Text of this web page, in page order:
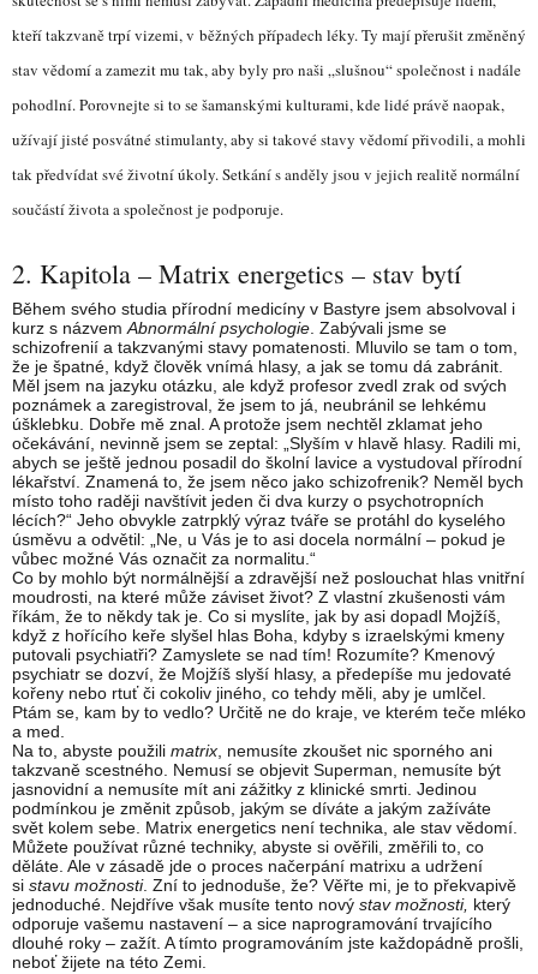
kteří takzvaně trpí vizemi, v běžných případech léky. Ty mají přerušit změněný
stav vědomí a zamezit mu tak, aby byly pro naši „slušnou“ společnost i nadále
pohodlní. Porovnejte si to se šamanskými kulturami, kde lidé právě naopak,
užívají jisté posvátné stimulanty, aby si takové stavy vědomí přivodili, a mohli
tak předvídat své životní úkoly. Setkání s anděly jsou v jejich realitě normální
součástí života a společnost je podporuje.
2. Kapitola – Matrix energetics – stav bytí
Během svého studia přírodní medicíny v Bastyre jsem absolvoval i
kurz s názvem Abnormální psychologie . Zabývali jsme se
schizofrenií a takzvanými stavy pomatenosti. Mluvilo se tam o tom,
že je špatné, když člověk vnímá hlasy, a jak se tomu dá zabránit.
Měl jsem na jazyku otázku, ale když profesor zvedl zrak od svých
poznámek a zaregistroval, že jsem to já, neubránil se lehkému
úšklebku. Dobře mě znal. A protože jsem nechtěl zklamat jeho
očekávání, nevinně jsem se zeptal: „Slyším v hlavě hlasy. Radili mi,
abych se ještě jednou posadil do školní lavice a vystudoval přírodní
lékařství. Znamená to, že jsem něco jako schizofrenik? Neměl bych
místo toho raději navštívit jeden či dva kurzy o psychotropních
lécích?“ Jeho obvykle zatrpklý výraz tváře se protáhl do kyselého
úsměvu a odvětil: „Ne, u Vás je to asi docela normální – pokud je
vůbec možné Vás označit za normalitu.“
Co by mohlo být normálnější a zdravější než poslouchat hlas vnitřní
moudrosti, na které může záviset život? Z vlastní zkušenosti vám
říkám, že to někdy tak je. Co si myslíte, jak by asi dopadl Mojžíš,
když z hořícího keře slyšel hlas Boha, kdyby s izraelskými kmeny
putovali psychiatři? Zamyslete se nad tím! Rozumíte? Kmenový
psychiatr se dozví, že Mojžíš slyší hlasy, a předepíše mu jedovaté
kořeny nebo rtuť či cokoliv jiného, co tehdy měli, aby je umlčel.
Ptám se, kam by to vedlo? Určitě ne do kraje, ve kterém teče mléko
a med.
Na to, abyste použili matrix , nemusíte zkoušet nic sporného ani
takzvaně scestného. Nemusí se objevit Superman, nemusíte být
jasnovidní a nemusíte mít ani zážitky z klinické smrti. Jedinou
podmínkou je změnit způsob, jakým se díváte a jakým zažíváte
svět kolem sebe. Matrix energetics není technika, ale stav vědomí.
Můžete používat různé techniky, abyste si ověřili, změřili to, co
děláte. Ale v zásadě jde o proces načerpání matrixu a udržení
si stavu možnosti. Zní to jednoduše, že? Věřte mi, je to překvapivě
jednoduché. Nejdříve však musíte tento nový stav možnosti, který
odporuje vašemu nastavení – a sice naprogramování trvajícího
dlouhé roky – zažít. A tímto programováním jste každopádně prošli,
neboť žijete na této Zemi.